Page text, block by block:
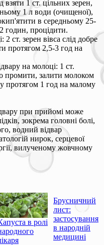
взяти 1 ст. цільних зерен,
1 л води (очищеної),
в середньому 25-
годин, процідити.
2 ст. зерен вівса слід добре
протягом 2,5-3 год на
на молоці: 1 ст.
промити, залити молоком
протягом 1 год на малому
при прийомі може
зокрема головні болі,
водний відвар
нирок, серцевої
вилученому жовчному
в ролі
Брусничний
лист:
застосування
в народній
медицині